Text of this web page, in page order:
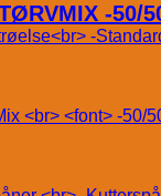
-50/